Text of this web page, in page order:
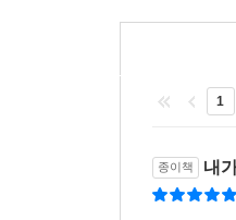
쓰지 않았을 비
개인의 느낌에
들이 점점 더
시간절약적
세대에게 시심
부족에 시달리
무한 경쟁, 인
1
종이책 내